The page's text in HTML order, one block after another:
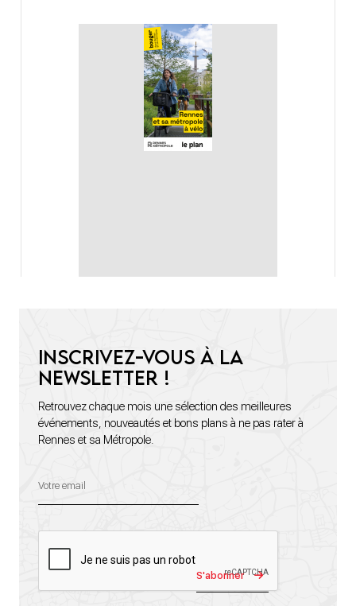
Inscrivez-vous à la
newsletter !
Retrouvez chaque mois une sélection des meilleures
événements, nouveautés et bons plans à ne pas rater à
Rennes et sa Métropole.
S'abonner